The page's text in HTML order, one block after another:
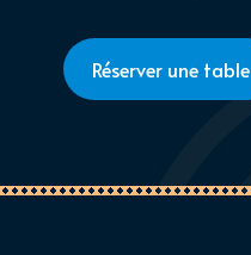
Réserver une table